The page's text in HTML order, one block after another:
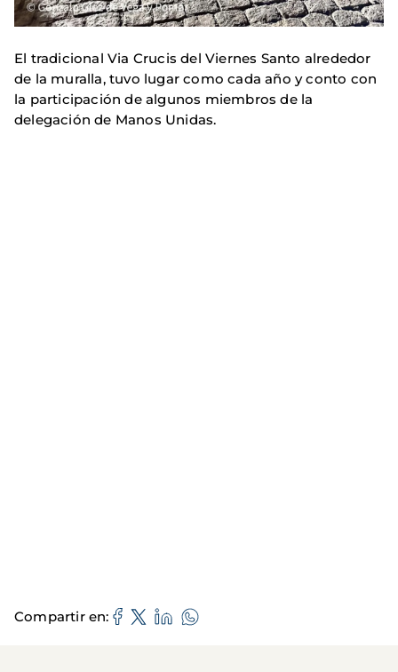
El tradicional Via Crucis del Viernes Santo alrededor
de la muralla, tuvo lugar como cada año y conto con
la participación de algunos miembros de la
delegación de Manos Unidas.
Compartir en